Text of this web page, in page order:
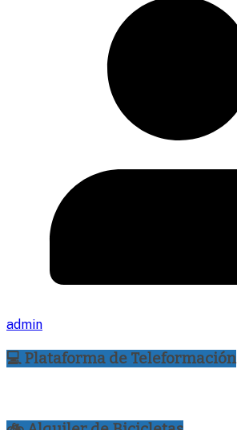
admin
💻 Plataforma de Teleformación